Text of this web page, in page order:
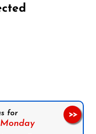
for
Monday
>>